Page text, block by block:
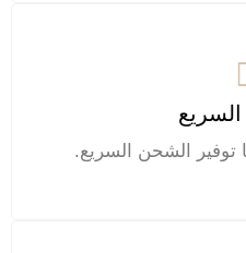
توفير الشحن السريع.